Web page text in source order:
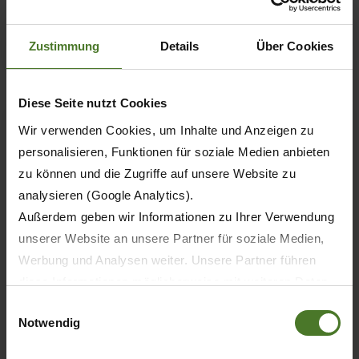
Zustimmung Details Über Cookies
Diese Seite nutzt Cookies
Wir verwenden Cookies, um Inhalte und Anzeigen zu
personalisieren, Funktionen für soziale Medien anbieten
zu können und die Zugriffe auf unsere Website zu
analysieren (Google Analytics).
Außerdem geben wir Informationen zu Ihrer Verwendung
unserer Website an unsere Partner für soziale Medien,
Werbung und Analysen weiter. Unsere Partner führen
sie im Rahmen Ihrer Nutzung der Dienste gesammelt
Notwendig
ZJISTIT VÍC